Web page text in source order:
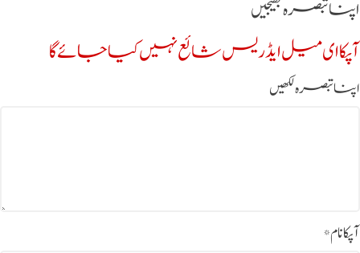
اپنا تبصرہ بھیجیں
آپکا ای میل ایڈریس شائع نہیں کیا جائے گا
اپنا تبصرہ لکھیں
آپکا نام*